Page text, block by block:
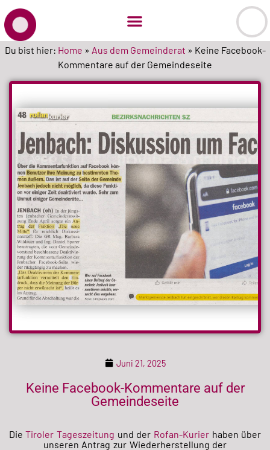
Du bist hier: Home » Aus dem Gemeinderat » Keine Facebook-
Kommentare auf der Gemeindeseite
Juni 21, 2025
Keine Facebook-Kommentare auf der
Gemeindeseite
DieTiroler Tageszeitung und der Rofan-Kurierhaben über
unseren Antrag zur Wiederherstellung der